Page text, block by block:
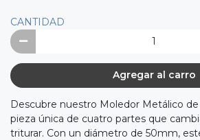
CANTIDAD
Agregar al carro
Descubre nuestro Moledor Metálico
pieza única de cuatro partes que
triturar. Con un diámetro de 50mm,